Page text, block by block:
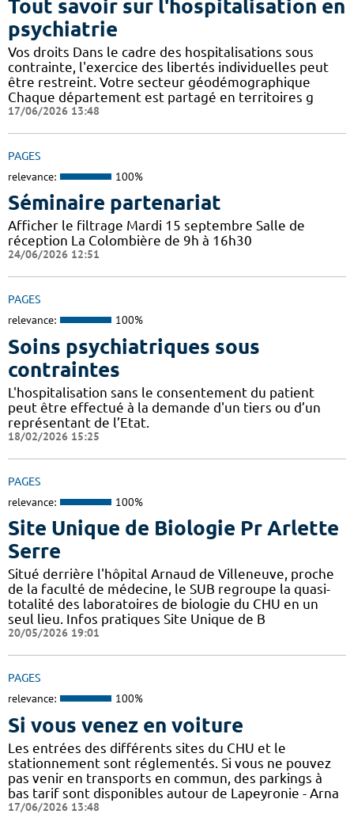
Tout savoir sur l'hospitalisation en
psychiatrie
Vos droits Dans le cadre des hospitalisations sous
contrainte, l'exercice des libertés individuelles peut
être restreint. Votre secteur géodémographique
Chaque département est partagé en territoires g
17/06/2026 13:48
PAGES
relevance: 100%
Séminaire partenariat
Afficher le filtrage Mardi 15 septembre Salle de
réception La Colombière de 9h à 16h30
24/06/2026 12:51
PAGES
relevance: 100%
Soins psychiatriques sous
contraintes
L'hospitalisation sans le consentement du patient
peut être effectué à la demande d'un tiers ou d’un
représentant de l’Etat.
18/02/2026 15:25
PAGES
relevance: 100%
Site Unique de Biologie Pr Arlette
Serre
Situé derrière l'hôpital Arnaud de Villeneuve, proche
de la faculté de médecine, le SUB regroupe la quasi-
totalité des laboratoires de biologie du CHU en un
seul lieu. Infos pratiques Site Unique de B
20/05/2026 19:01
PAGES
relevance: 100%
Si vous venez en voiture
Les entrées des différents sites du CHU et le
stationnement sont réglementés. Si vous ne pouvez
pas venir en transports en commun, des parkings à
bas tarif sont disponibles autour de Lapeyronie - Arna
17/06/2026 13:48